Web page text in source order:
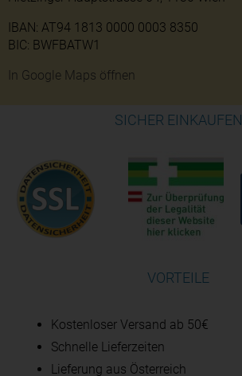
IBAN: AT94 1813 0000 0003 8350
BIC: BWFBATW1
In Google Maps öffnen
SICHER EINKAUFEN
VORTEILE
Kostenloser Versand ab 50€
Schnelle Lieferzeiten
Lieferung aus Österreich